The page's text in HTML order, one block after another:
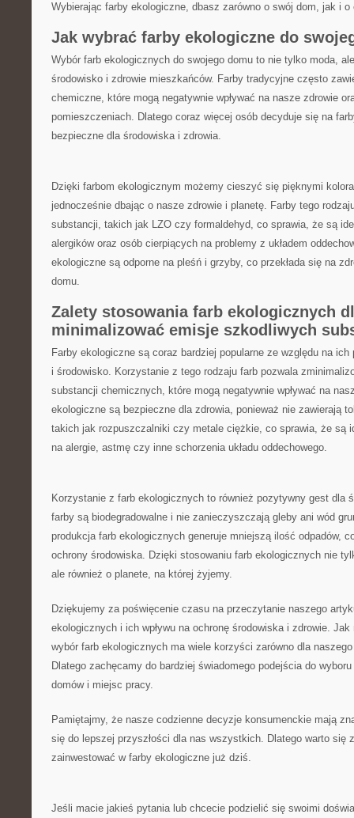
Wybierając farby ekologiczne, dbasz zarówno‍ o ​swój dom, ⁤jak i‍
Jak wybrać⁣ farby ekologiczne do
Wybór farb ekologicznych do swojego ⁢domu to nie tylko moda,
środowisko i zdrowie mieszkańców. Farby tradycyjne często
chemiczne, które mogą negatywnie wpływać na nasze zdrowie
pomieszczeniach. ‌Dlatego coraz więcej⁣ osób decyduje ‌się ⁤na
‍bezpieczne⁢ dla środowiska i zdrowia.
Dzięki ⁢farbom ‍ekologicznym⁣ możemy cieszyć​ się pięknymi
jednocześnie ‍dbając o nasze zdrowie i planetę.⁢ Farby tego
substancji, ‌takich jak LZO​ czy formaldehyd,‍ co sprawia, że są
alergików oraz ​osób⁤ cierpiących na problemy ⁣z układem
ekologiczne są ⁣odporne na​ pleśń i grzyby, co przekłada się na
⁢domu.
Zalety⁣ stosowania farb ekologicznych
minimalizować ⁢emisje⁢ szkodliwych
Farby⁤ ekologiczne są coraz ‌bardziej popularne ze względu na ich
i środowisko. Korzystanie z tego ⁤rodzaju farb pozwala
substancji⁤ chemicznych, które mogą ⁣negatywnie‍ wpływać na
‍ekologiczne są bezpieczne dla zdrowia, ponieważ⁤ nie ‌zawierają
takich ⁤jak rozpuszczalniki czy metale⁣ ciężkie, ‌co ⁢sprawia, że są
na alergie, astmę czy inne schorzenia układu oddechowego.
Korzystanie z farb⁣ ekologicznych⁤ to również pozytywny ‌gest dla⁤
farby ⁤są biodegradowalne i nie zanieczyszczają⁤ gleby ani‌ wód
⁤produkcja farb⁢ ekologicznych generuje mniejszą ilość odpadów,
ochrony⁤ środowiska. Dzięki stosowaniu farb ekologicznych nie
ale również o planete, na​ której żyjemy.
Dziękujemy za poświęcenie czasu na przeczytanie naszego
ekologicznych i ich wpływu na ochronę środowiska i zdrowie.
wybór farb ekologicznych ma wiele korzyści‍ zarówno dla‍
Dlatego zachęcamy do ⁤bardziej świadomego podejścia do
domów i miejsc pracy.
Pamiętajmy, że⁢ nasze codzienne decyzje konsumenckie​ mają⁢
‌się do lepszej przyszłości dla nas wszystkich. Dlatego warto się
zainwestować ‌w⁤ farby ekologiczne już dziś.
Jeśli macie jakieś ⁢pytania ‍lub chcecie podzielić się swoimi⁤